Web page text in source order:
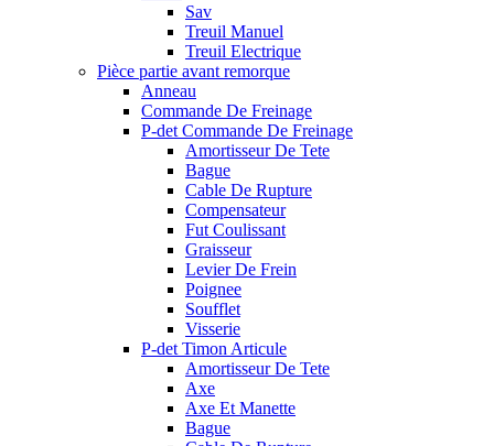
Sav
Treuil Manuel
Treuil Electrique
Pièce partie avant remorque
Anneau
Commande De Freinage
P-det Commande De Freinage
Amortisseur De Tete
Bague
Cable De Rupture
Compensateur
Fut Coulissant
Graisseur
Levier De Frein
Poignee
Soufflet
Visserie
P-det Timon Articule
Amortisseur De Tete
Axe
Axe Et Manette
Bague